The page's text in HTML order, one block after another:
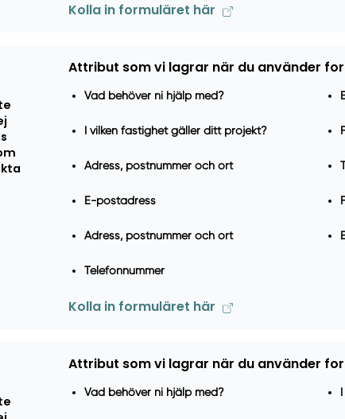
Kolla in formuläret här
Attribut som vi lagrar när du använder
Vad behöver ni hjälp med?
I vilken fastighet gäller ditt projekt?
Adress, postnummer och ort
E-postadress
Adress, postnummer och ort
Telefonnummer
Kolla in formuläret här
Attribut som vi lagrar när du använder
Vad behöver ni hjälp med?